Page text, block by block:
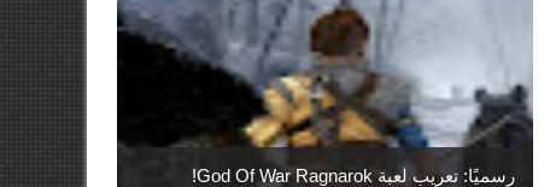
رسميًا: تعريب لعبة God Of War Ragnarok!